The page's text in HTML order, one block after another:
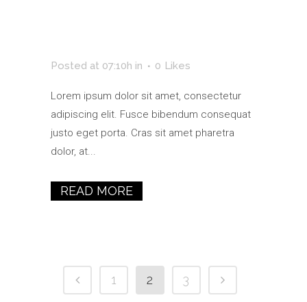
Posted at 07:10h in 0 Likes
Lorem ipsum dolor sit amet, consectetur
adipiscing elit. Fusce bibendum consequat
justo eget porta. Cras sit amet pharetra
dolor, at...
READ MORE
1 2 3